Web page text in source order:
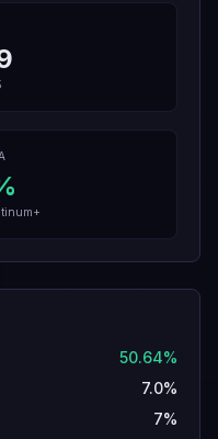
50.64%
7.0%
7%